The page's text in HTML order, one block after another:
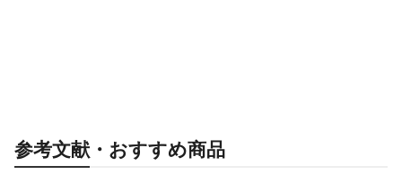
参考文献・おすすめ商品